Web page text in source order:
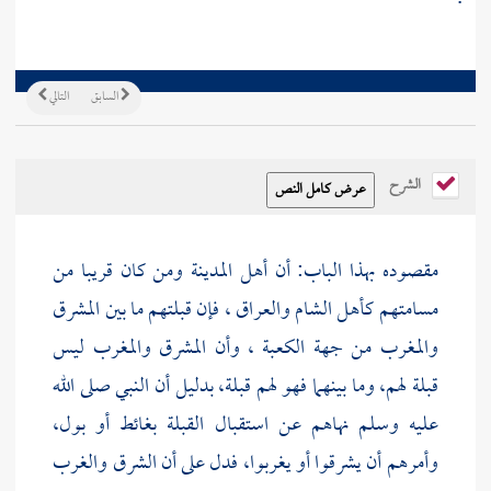
التالي السابق
الشرح
مقصوده بهذا الباب: أن أهل المدينة ومن كان قريبا من
مسامتهم كأهلالشاموالعراق، فإن قبلتهم ما بين المشرق
والمغرب من جهة الكعبة ، وأن المشرق والمغرب ليس
قبلة لهم، وما بينهما فهو لهم قبلة، بدليل أن النبي صلى الله
عليه وسلم نهاهم عن استقبال القبلة بغائط أو بول،
وأمرهم أن يشرقوا أو يغربوا، فدل على أن الشرق والغرب